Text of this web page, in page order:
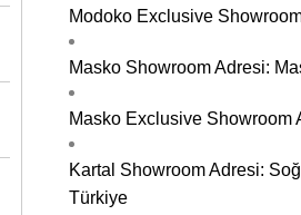
Modoko Exclusive
Masko Showroom Adresi:
Masko Exclusive Showroom
Kartal Showroom Adresi:
Türkiye